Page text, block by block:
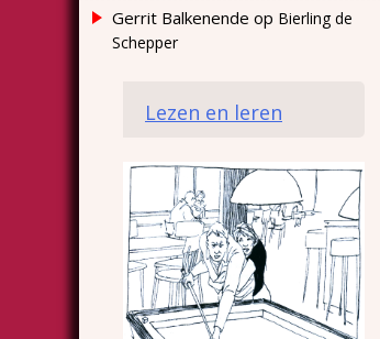
Gerrit Balkenende op Bierling de
Schepper
Lezen en leren